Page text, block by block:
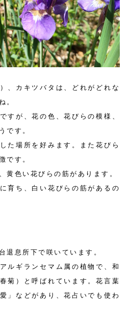
、カキツバタは、どれがどれな
。
すが、花の色、花びらの模様、
です。
た場所を好みます。また花びら
です。
黄色い花びらの筋があります。
育ち、白い花びらの筋があるの
退息所下で咲いています。
ルギランセマム属の植物で、和
菊）と呼ばれています。花言葉
」などがあり、花占いでも使わ